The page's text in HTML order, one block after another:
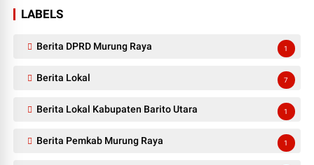
LABELS
Berita DPRD Murung Raya 1
Berita Lokal 7
Berita Lokal Kabupaten Barito Utara 1
Berita Pemkab Murung Raya 1